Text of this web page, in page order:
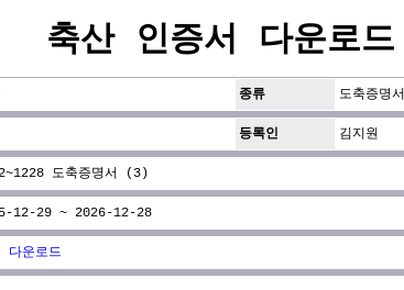
축산 인증서 다운로드
종류 도축증명서
등록인 김지원
도축증명서 (3)
12-29 ~ 2026-12-28
다운로드